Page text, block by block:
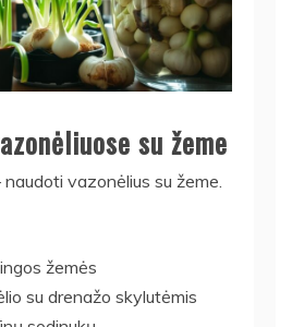
su žeme
naudoti vazonėlius su žeme.
žemės
su drenažo skylutėmis